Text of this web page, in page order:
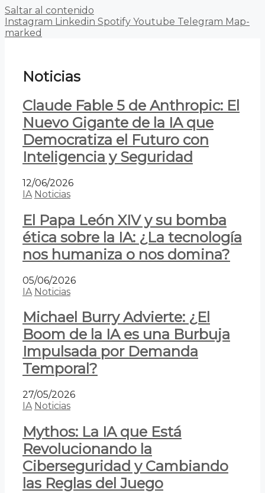
Saltar al contenido
Instagram Linkedin Spotify Youtube Telegram Map-
marked
Noticias
Claude Fable 5 de Anthropic: El
Nuevo Gigante de la IA que
Democratiza el Futuro con
Inteligencia y Seguridad
12/06/2026
IA Noticias
El Papa León XIV y su bomba
ética sobre la IA: ¿La tecnología
nos humaniza o nos domina?
05/06/2026
IA Noticias
Michael Burry Advierte: ¿El
Boom de la IA es una Burbuja
Impulsada por Demanda
Temporal?
27/05/2026
IA Noticias
Mythos: La IA que Está
Revolucionando la
Ciberseguridad y Cambiando
las Reglas del Juego